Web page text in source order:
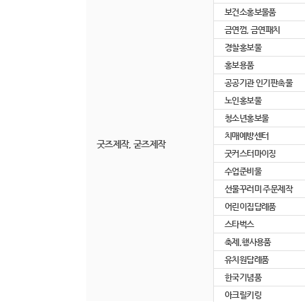
굿즈제작, 굳즈제작
보건소홍보물품
금연껌, 금연패치
경찰홍보물
홍보용품
공공기관 인기판촉물
노인홍보물
청소년홍보물
치매예방센터
굿커스터마이징
수업준비물
선물꾸러미 주문제작
어린이집답례품
스타벅스
축제,행사용품
유치원답례품
한국기념품
아크릴키링